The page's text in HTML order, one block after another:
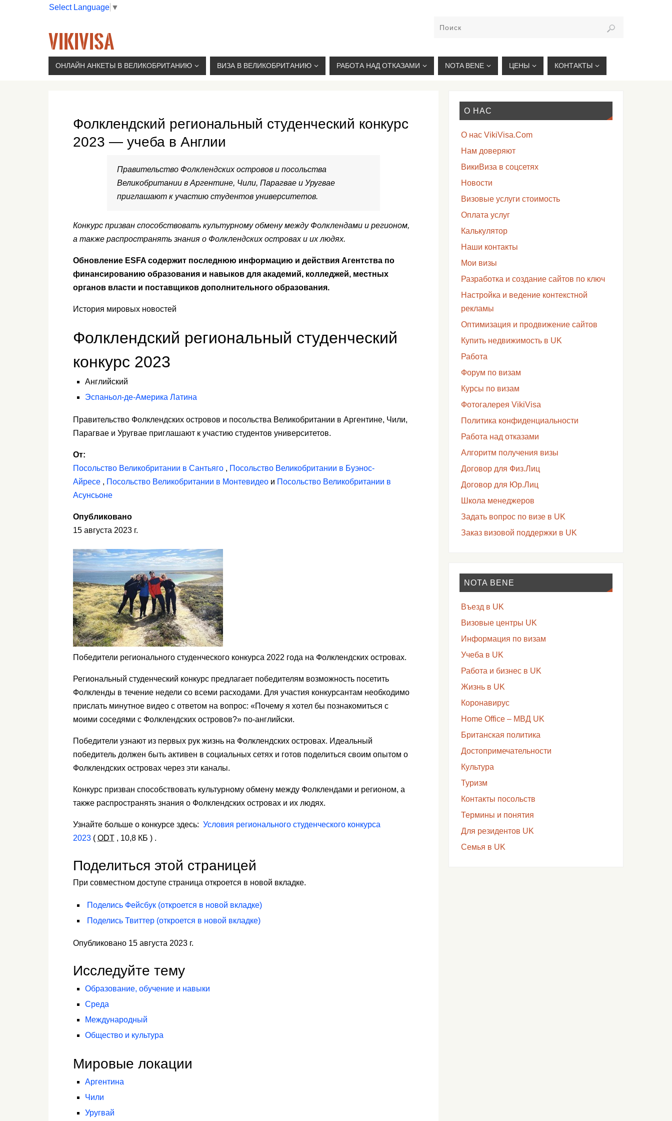
Select Language ▼
VIKIVISA
Г. МОСКВА, 2-Й СЫРОМЯТНИЧЕСКИЙ ПЕР., 11, М. КУРСКАЯ, +7(926)734-03-33, +7(926)274-03-33, VISA@VIKIVISA.RU
ОНЛАЙН АНКЕТЫ В ВЕЛИКОБРИТАНИЮ ВИЗА В ВЕЛИКОБРИТАНИЮ РАБОТА НАД ОТКАЗАМИ NOTA BENE ЦЕНЫ КОНТАКТЫ
Фолклендский региональный студенческий конкурс
2023 — учеба в Англии
Правительство Фолклендских островов и посольства
Великобритании в Аргентине, Чили, Парагвае и Уругвае
приглашают к участию студентов университетов.
Конкурс призван способствовать культурному обмену между Фолклендами и регионом,
а также распространять знания о Фолклендских островах и их людях.
Обновление ESFA содержит последнюю информацию и действия Агентства по
финансированию образования и навыков для академий, колледжей, местных
органов власти и поставщиков дополнительного образования.
История мировых новостей
Фолклендский региональный студенческий
конкурс 2023
Английский
Эспаньол-де-Америка Латина
Правительство Фолклендских островов и посольства Великобритании в Аргентине, Чили,
Парагвае и Уругвае приглашают к участию студентов университетов.
От:
Посольство Великобритании в Сантьяго , Посольство Великобритании в Буэнос-
Айресе , Посольство Великобритании в Монтевидео и Посольство Великобритании в
Асунсьоне
Опубликовано
15 августа 2023 г.
Победители регионального студенческого конкурса 2022 года на Фолклендских островах.
Региональный студенческий конкурс предлагает победителям возможность посетить
Фолкленды в течение недели со всеми расходами. Для участия конкурсантам необходимо
прислать минутное видео с ответом на вопрос: «Почему я хотел бы познакомиться с
моими соседями с Фолклендских островов?» по-английски.
Победители узнают из первых рук жизнь на Фолклендских островах. Идеальный
победитель должен быть активен в социальных сетях и готов поделиться своим опытом о
Фолклендских островах через эти каналы.
Конкурс призван способствовать культурному обмену между Фолклендами и регионом, а
также распространять знания о Фолклендских островах и их людях.
Узнайте больше о конкурсе здесь: Условия регионального студенческого конкурса
2023 ( ODT , 10,8 КБ ) .
Поделиться этой страницей
При совместном доступе страница откроется в новой вкладке.
Поделись Фейсбук (откроется в новой вкладке)
Поделись Твиттер (откроется в новой вкладке)
Опубликовано 15 августа 2023 г.
Исследуйте тему
Образование, обучение и навыки
Среда
Международный
Общество и культура
Мировые локации
Аргентина
Чили
Уругвай
О НАС
О нас VikiVisa.Com
Нам доверяют
ВикиВиза в соцсетях
Новости
Визовые услуги стоимость
Оплата услуг
Калькулятор
Наши контакты
Мои визы
Разработка и создание сайтов по ключ
Настройка и ведение контекстной
рекламы
Оптимизация и продвижение сайтов
Купить недвижимость в UK
Работа
Форум по визам
Курсы по визам
Фотогалерея VikiVisa
Политика конфиденциальности
Работа над отказами
Алгоритм получения визы
Договор для Физ.Лиц
Договор для Юр.Лиц
Школа менеджеров
Задать вопрос по визе в UK
Заказ визовой поддержки в UK
NOTA BENE
Въезд в UK
Визовые центры UK
Информация по визам
Учеба в UK
Работа и бизнес в UK
Жизнь в UK
Коронавирус
Home Office – МВД UK
Британская политика
Достопримечательности
Культура
Туризм
Контакты посольств
Термины и понятия
Для резидентов UK
Семья в UK